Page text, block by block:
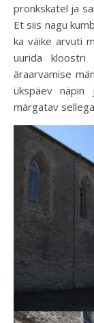
pronkskatel ja
Et siis nagu
ka väike arvuti
uurida
äraarvamise
ükspäev näpin
märgatav